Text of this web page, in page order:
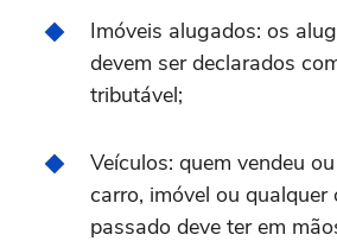
Imóveis alugados: os
devem ser declarados
tributável;
Veículos: quem vendeu
carro, imóvel ou
passado deve ter em